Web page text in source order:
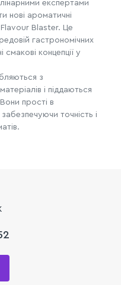
експертами
нові ароматичні
Flavour Blaster. Це
гастрономічних
смакові концепції у
з
і піддаються
прості в
забезпечуючи точність і